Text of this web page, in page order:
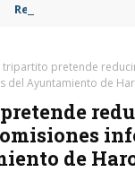
Rescatado un
tripartito pretende
del Ayuntamiento de
de